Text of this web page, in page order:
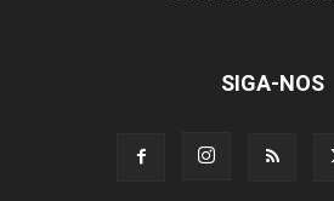
SIGA-NOS